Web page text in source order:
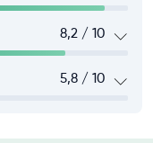
8,2 / 10
5,8 / 10